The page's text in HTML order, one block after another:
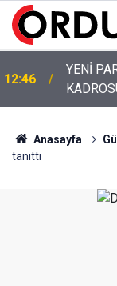
12:46
YENİ
12:22
YENİ
Anasayfa
tanıttı